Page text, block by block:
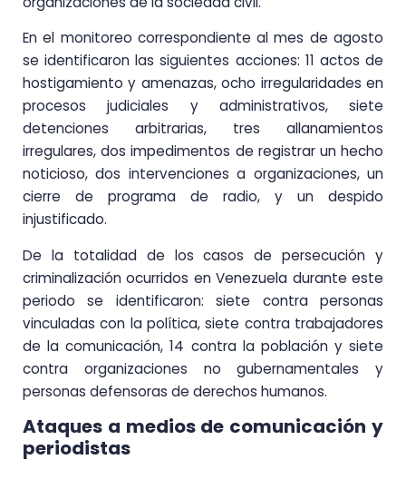
En el monitoreo correspondiente al mes de agosto
se identificaron las siguientes acciones: 11 actos de
hostigamiento y amenazas, ocho irregularidades en
procesos judiciales y administrativos, siete
detenciones arbitrarias, tres allanamientos
irregulares, dos impedimentos de registrar un hecho
noticioso, dos intervenciones a organizaciones, un
cierre de programa de radio, y un despido
injustificado.
De la totalidad de los casos de persecución y
criminalización ocurridos en Venezuela durante este
periodo se identificaron: siete contra personas
vinculadas con la política, siete contra trabajadores
de la comunicación, 14 contra la población y siete
contra organizaciones no gubernamentales y
personas defensoras de derechos humanos.
Ataques a medios de comunicación y
periodistas